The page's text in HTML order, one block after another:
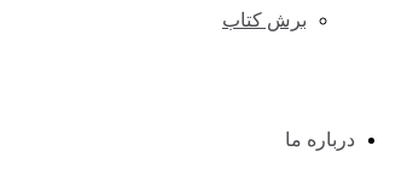
برش کتاب
درباره ما